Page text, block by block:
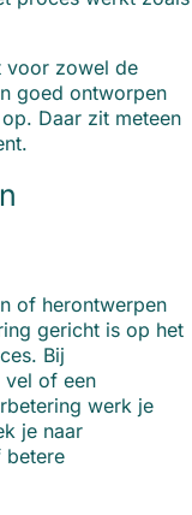
voor zowel de
goed ontworpen
Daar zit meteen
of herontwerpen
gericht is op het
Bij
vel of een
werk je
je naar
betere